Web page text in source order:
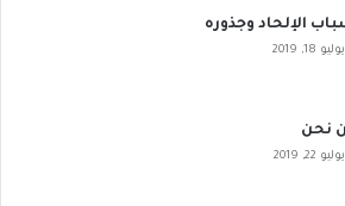
الإلحاد وجذوره
يوليو 18, 2019
نحن
يوليو 22, 2019